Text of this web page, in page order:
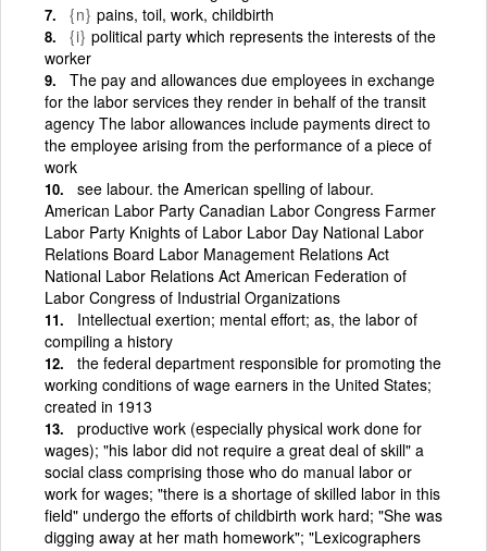
{n} pains, toil, work, childbirth
{i} political party which represents the interests of the
worker
The pay and allowances due employees in exchange
for the labor services they render in behalf of the transit
agency The labor allowances include payments direct to
the employee arising from the performance of a piece of
work
see labour. the American spelling of labour.
American Labor Party Canadian Labor Congress Farmer
Labor Party Knights of Labor Labor Day National Labor
Relations Board Labor Management Relations Act
National Labor Relations Act American Federation of
Labor Congress of Industrial Organizations
Intellectual exertion; mental effort; as, the labor of
compiling a history
the federal department responsible for promoting the
working conditions of wage earners in the United States;
created in 1913
productive work (especially physical work done for
wages); "his labor did not require a great deal of skill" a
social class comprising those who do manual labor or
work for wages; "there is a shortage of skilled labor in this
field" undergo the efforts of childbirth work hard; "She was
digging away at her math homework"; "Lexicographers